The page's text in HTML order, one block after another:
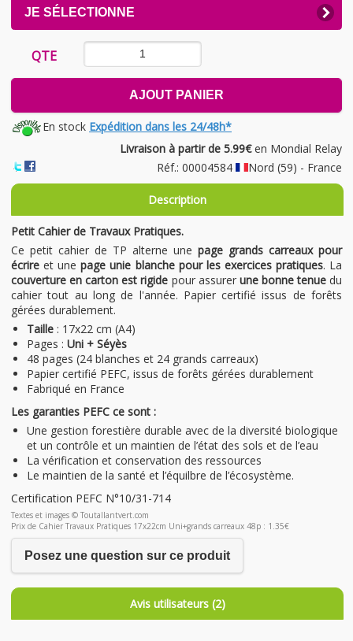
JE SÉLECTIONNE
EXPAND
CONTENTS
QTE
AJOUT PANIER
En stock Expédition dans les 24/48h*
Livraison à partir de 5.99€en Mondial Relay
Réf.: 00004584
Nord (59) - France
Description
Petit Cahier de Travaux Pratiques.
Ce petit cahier de TP alterne une page grands carreaux pour
écrire et unepage unie blanche pour les exercices pratiques. La
couverture en carton est rigide pour assurer une bonne tenuedu
cahier tout au long de l'année. Papier certifié issus de forêts
gérées durablement.
Taille : 17x22 cm (A4)
Pages : Uni + Séyès
48 pages (24 blanches et 24 grands carreaux)
Papier certifié PEFC, issus de forêts gérées durablement
Fabriqué en France
Les garanties PEFC ce sont :
Une gestion forestière durable avec de la diversité biologique
et un contrôle et un maintien de l’état des sols et de l’eau
La vérification et conservation des ressources
Le maintien de la santé et l’équilbre de l’écosystème.
Certification PEFC N°10/31-714
Textes et images © Toutallantvert.com
Prix de Cahier Travaux Pratiques 17x22cm Uni+grands carreaux 48p : 1.35€
Posez une question sur ce produit
Avis utilisateurs (2)